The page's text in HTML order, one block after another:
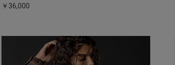
￥36,000